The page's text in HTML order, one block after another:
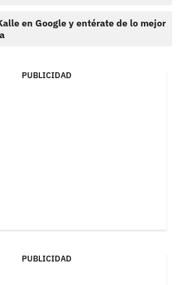
en Google y entérate de lo mejor
PUBLICIDAD
PUBLICIDAD